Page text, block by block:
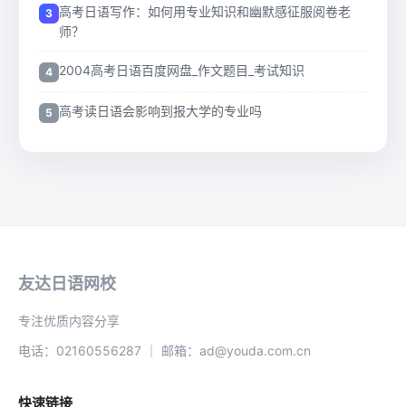
高考日语写作：如何用专业知识和幽默感征服阅卷老
师？
2004高考日语百度网盘_作文题目_考试知识
高考读日语会影响到报大学的专业吗
友达日语网校
专注优质内容分享
电话：02160556287 ｜ 邮箱：ad@youda.com.cn
快速链接